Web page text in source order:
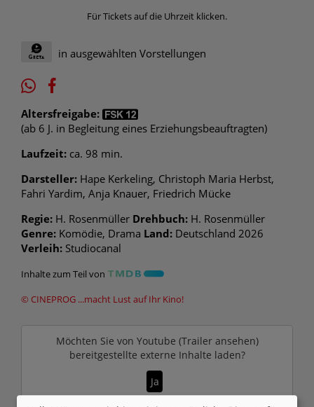
Für Tickets auf die Uhrzeit klicken.
in ausgewählten Vorstellungen
Altersfreigabe:
(ab 6 J. in Begleitung eines Erziehungsbeauftragten)
Laufzeit: ca. 98 min.
Darsteller: Hape Kerkeling, Christoph Maria Herbst,
Fahri Yardim, Anja Knauer, Friedrich Mücke
Regie: H. Rosenmüller Drehbuch: H. Rosenmüller
Genre: Komödie, Drama Land: Deutschland 2026
Verleih: Studiocanal
Inhalte zum Teil von
© CINEPROG ...macht Lust auf Ihr Kino!
Möchten Sie von Youtube (Trailer ansehen)
bereitgestellte externe Inhalte laden?
Ja